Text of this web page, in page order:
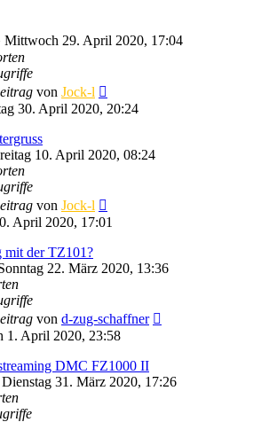
Mittwoch 29. April 2020, 17:04
von Jock-l
30. April 2020, 20:24
10. April 2020, 08:24
von Jock-l
April 2020, 17:01
mit der TZ101?
22. März 2020, 13:36
von d-zug-schaffner
1. April 2020, 23:58
DMC FZ1000 II
Dienstag 31. März 2020, 17:26